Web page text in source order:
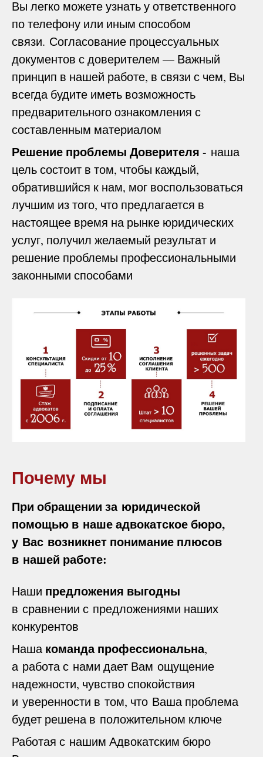
Вы легко можете узнать у ответственного
по телефону или иным способом
связи. Согласование процессуальных
документов с доверителем — Важный
принцип в нашей работе, в связи с чем, Вы
всегда будите иметь возможность
предварительного ознакомления с
составленным материалом
Решение проблемы Доверителя - наша
цель состоит в том, чтобы каждый,
обратившийся к нам, мог воспользоваться
лучшим из того, что предлагается в
настоящее время на рынке юридических
услуг, получил желаемый результат и
решение проблемы профессиональными
законными способами
Почему мы
При обращении за юридической
помощью в наше адвокатское бюро,
у Вас возникнет понимание плюсов
в нашей работе:
Наши предложения выгодны
в сравнении с предложениями наших
конкурентов
Нашакоманда профессиональна,
а работа с нами дает Вам ощущение
надежности, чувство спокойствия
и уверенности в том, что Ваша проблема
будет решена в положительном ключе
Работая с нашим Адвокатским бюро